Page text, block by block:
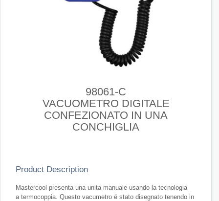
98061-C
VACUOMETRO DIGITALE
CONFEZIONATO IN UNA
CONCHIGLIA
Product Description
Mastercool presenta una unita manuale usando la tecnologia
a termocoppia. Questo vacumetro é stato disegnato tenendo in